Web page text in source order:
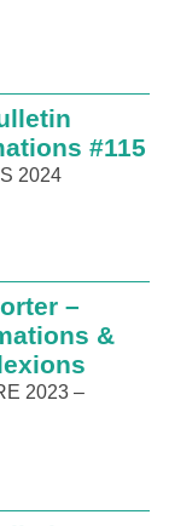
#115
2024
–
&
2023 –